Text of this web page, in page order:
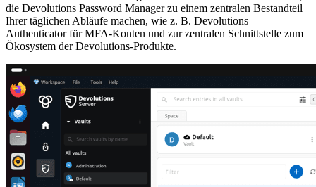
die Devolutions Password Manager zu einem zentralen Bestandteil
Ihrer täglichen Abläufe machen, wie z. B. Devolutions
Authenticator für MFA-Konten und zur zentralen Schnittstelle zum
Ökosystem der Devolutions-Produkte.